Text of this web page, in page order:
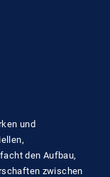
und
den Aufbau,
zwischen